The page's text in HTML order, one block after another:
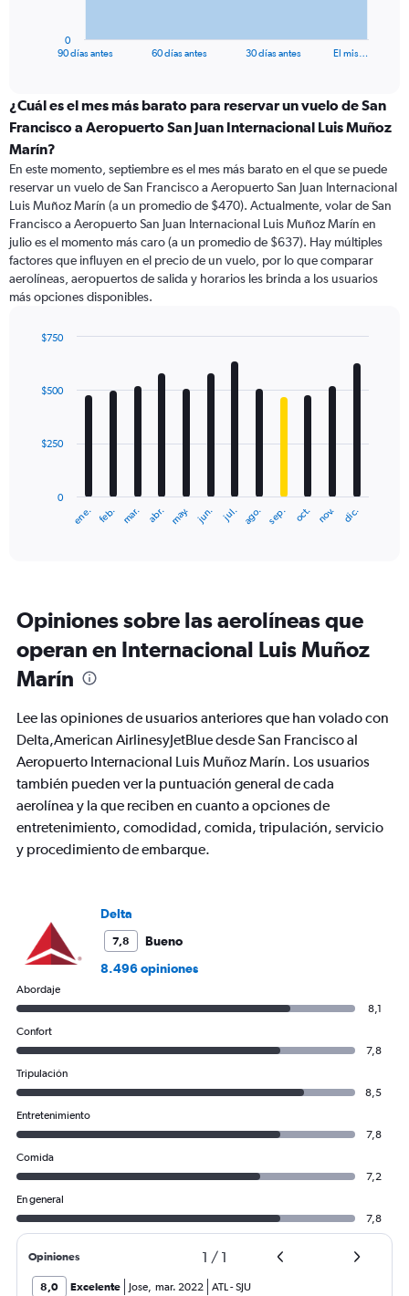
categories.
Range:
categories.
The
chart
has
1
Y
axis
displaying
values.
to
90 días antes 60 días antes 30 días antes El mis…
0
¿Cuál es el mes más barato para reservar un vuelo de San
Francisco a Aeropuerto San Juan Internacional Luis Muñoz
Marín?
En este momento, septiembre es el mes más barato en el que se puede
reservar un vuelo de San Francisco a Aeropuerto San Juan Internacional
Luis Muñoz Marín (a un promedio de $470). Actualmente, volar de San
Francisco a Aeropuerto San Juan Internacional Luis Muñoz Marín en
julio es el momento más caro (a un promedio de $637). Hay múltiples
factores que influyen en el precio de un vuelo, por lo que comparar
aerolíneas, aeropuertos de salida y horarios les brinda a los usuarios
más opciones disponibles.
with
12
The
categories.
chart
has
axis
displaying
values.
Range:
to
750.
ene. feb. mar. abr. may. jun. jul. ago. sep. oct. nov. dic.
0
$250
$500
$750
Opiniones sobre las aerolíneas que
operan en Internacional Luis Muñoz
Marín
Lee las opiniones de usuarios anteriores que han volado con
Delta,American AirlinesyJetBlue desde San Francisco al
Aeropuerto Internacional Luis Muñoz Marín. Los usuarios
también pueden ver la puntuación general de cada
aerolínea y la que reciben en cuanto a opciones de
entretenimiento, comodidad, comida, tripulación, servicio
y procedimiento de embarque.
Delta
7,8
Bueno
8.496 opiniones
Abordaje
8,1
Confort
7,8
Tripulación
8,5
Entretenimiento
7,8
Comida
7,2
En general
7,8
Opiniones 1 / 1
8,0 Excelente Jose, mar. 2022 ATL-SJU